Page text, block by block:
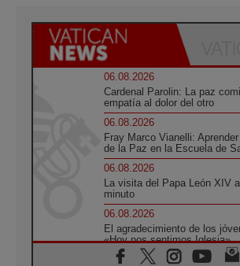
06.08.2026
Cardenal Parolin: La paz
empatía al dolor del otro
06.08.2026
Fray Marco Vianelli:
de la Paz en la Escuela de
06.08.2026
La visita del Papa León XIV
minuto
06.08.2026
El agradecimiento de los
«Hoy nos sentimos Iglesia»
06.08.2026